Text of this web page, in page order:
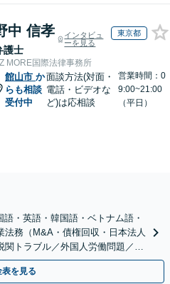
中 信孝
護士
インタビュ
ーを見る
東京都
MORE国際法律事務所
館山市 か
らも相談
受付中
面談方法(対面・
電話・ビデオな
ど)は応相談
営業時間：0
9:00~21:00
（平日）
語・英語・韓国語・ベトナム語・
務（M&A・債権回収・日本法人
トラブル／外国人労働問題／外
対応可能
表を見る